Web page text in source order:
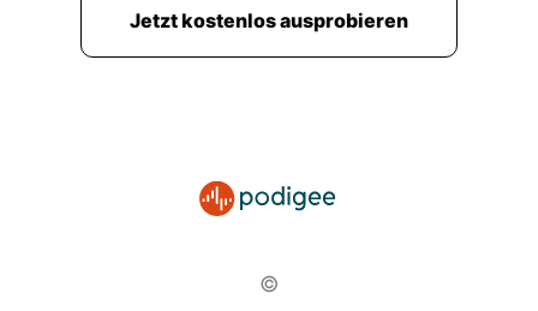
Jetzt kostenlos ausprobieren
©